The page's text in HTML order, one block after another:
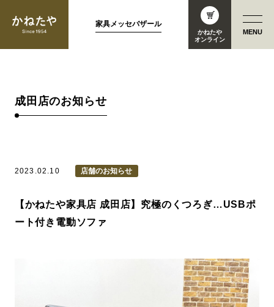
かねたや
オンライン
家具メッセバザール
MENU
成田店のお知らせ
2023.02.10 店舗のお知らせ
【かねたや家具店 成田店】究極のくつろぎ…USBポ
ート付き電動ソファ